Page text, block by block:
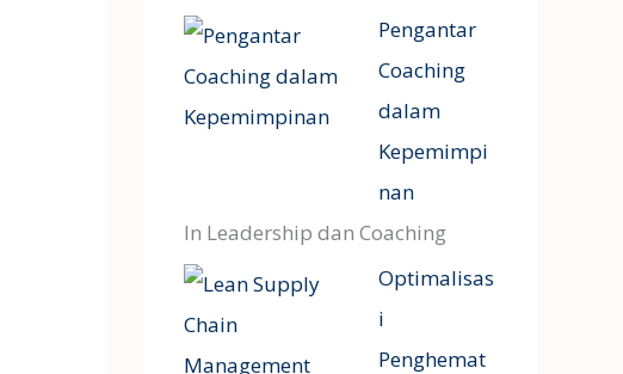
Pengantar
Coaching
dalam
Kepemimpi
nan
In Leadership dan Coaching
Optimalisas
i
Penghemat